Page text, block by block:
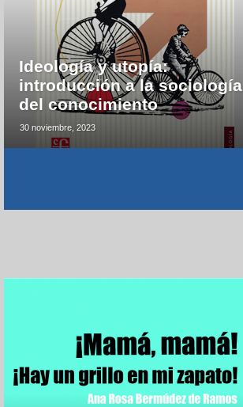
Ideología y utopía:
introducción a la sociología
del conocimiento
30 noviembre, 2023